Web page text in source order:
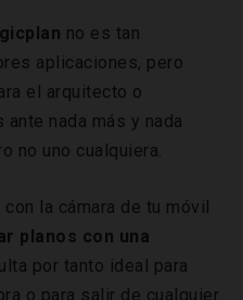
no es tan
aplicaciones, pero
el arquitecto o
nada más y nada
no uno cualquiera.
la cámara de tu móvil
planos con una
por tanto ideal para
o para salir de cualquier